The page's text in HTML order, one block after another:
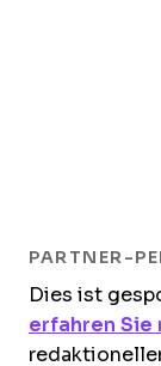
PARTNER-
Dies ist
erfahren Sie